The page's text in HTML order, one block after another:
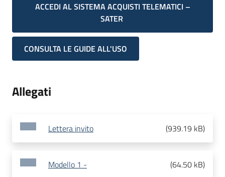
ACCEDI AL SISTEMA ACQUISTI TELEMATICI –
SATER
CONSULTA LE GUIDE ALL'USO
Allegati
Lettera invito (939.19 kB)
Modello 1 - (64.50 kB)